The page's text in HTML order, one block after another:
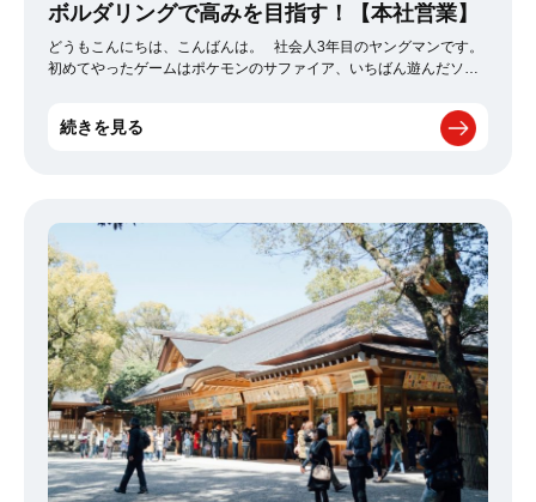
ボルダリングで高みを目指す！【本社営業】
どうもこんにちは、こんばんは。 社会人3年目のヤングマンです。
初めてやったゲームはポケモンのサファイア、いちばん遊んだソシ
んなヤングマンなので「若い時は…」という言葉をまだ使いたくは
ないですが、確実に20代前半のころに比べて変わったことがありま
謝が良かった。 ということで、体を動かす趣味としてボルダリン
グを始めてみることにしました。 80度から160度までの角度の壁
があり、決められた突起を使ってゴールの突起を目指していきま
す。 コースによっては「足は自由」だったり「足も指定の突起を使
用」などのルールも決められており、 難易度が高いところはどう考
えてもスパ〇ダーマンの力が必要でした。 （YouTubeでボルダリン
グの世界大会とか見てみると驚くと思います。） 私は友人と行っ
たのですが、 「このコースはあそこで一回飛ばないと」「あの突起
で足を入れ替えないと」など 作戦会議をしながら攻略していくのは
ゲーム性もあり非常に楽しめました！ カップルでいっても盛り上が
るかと思います。 私は男二人で行きましたが！が！ 指の筋肉だけ
でなく大胸筋、広背筋、前腕も上腕も使うので2時間もするとヘロヘ
ロになりますが、全身運動として非常に優秀だと思います！ 調べて
続きを見る